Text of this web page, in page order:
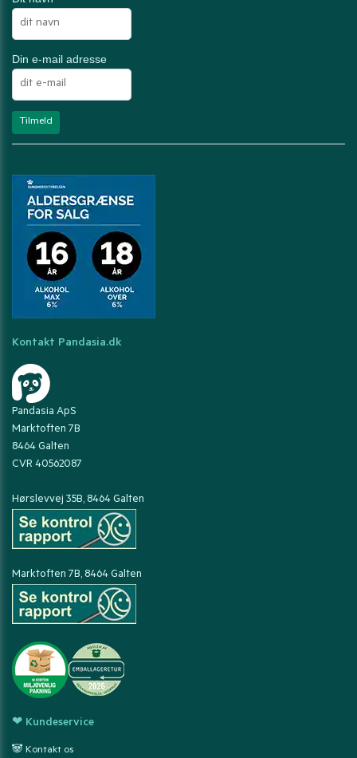
Din e-mail adresse
Kontakt Pandasia.dk
Pandasia ApS
Marktoften 7B
8464 Galten
CVR 40562087
Hørslevvej 35B, 8464 Galten
Marktoften 7B, 8464 Galten
❤ Kundeservice
🐼 Kontakt os